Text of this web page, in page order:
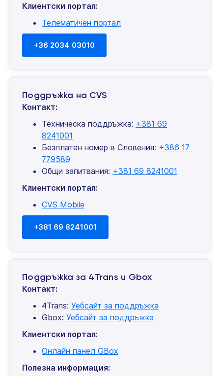
Клиентски портал:
Телематичен портал
+36 2034 03010
Поддръжка на CVS
Контакт:
Техническа поддръжка: +381 69
8241001
Безплатен номер в Словения: +386 17
779589
Общи запитвания: +381 69 8241001
Клиентски портал:
CVS Mobile
+381 69 8241001
Поддръжка за 4Trans и Gbox
Контакт:
4Trans: Уебсайт за поддръжка
Gbox: Уебсайт за поддръжка
Клиентски портал:
Онлайн панел GBox
Полезна информация: